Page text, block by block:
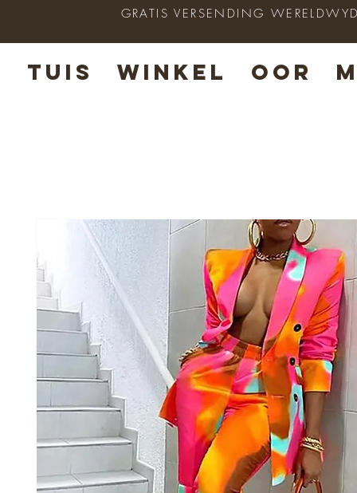
TUIS WINKEL OOR
GRATIS VERSENDING